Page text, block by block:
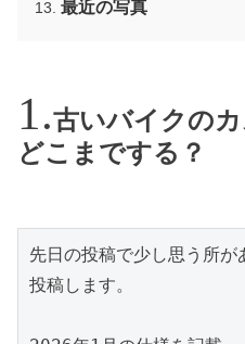
最近の写真
古いバイクの
どこまでする？
先日の投稿で少し思う所
投稿します。